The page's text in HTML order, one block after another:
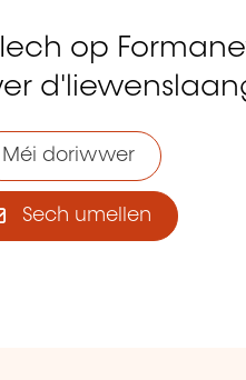
op
Méi doriwwer
Sech umellen